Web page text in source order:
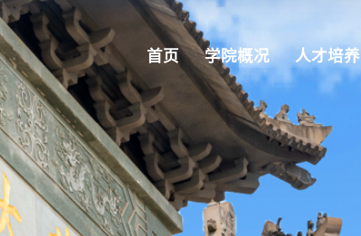
首页 学院概况 人才培养